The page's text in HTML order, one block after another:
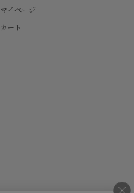
マイページ
カート